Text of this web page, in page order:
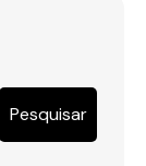
Pesquisar